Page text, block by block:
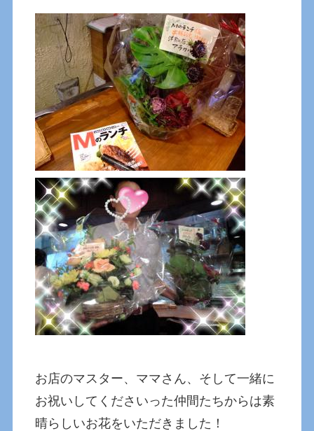
お店のマスター、ママさん、そして一緒に
お祝いしてくださいった仲間たちからは素
晴らしいお花をいただきました！